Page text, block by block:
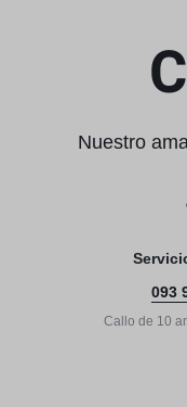
Nuestro
093
Callo de 10